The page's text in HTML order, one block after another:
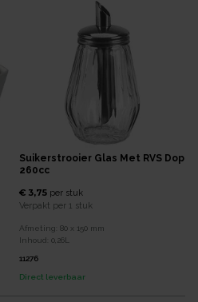
Suikerstrooier Glas Met RVS Dop
260cc
€ 3,75 per stuk
Verpakt per 1 stuk
Afmeting: 80 x 150 mm
Inhoud: 0,26L
11276
Direct leverbaar